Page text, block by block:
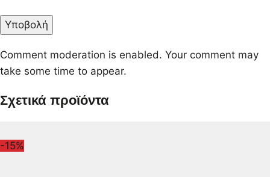
Comment moderation is enabled. Your comment may
take some time to appear.
Σχετικά προϊόντα
-15%